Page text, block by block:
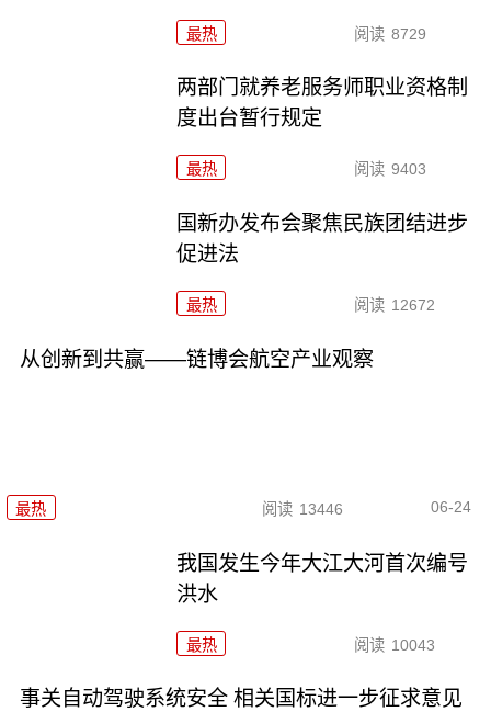
最热 阅读 8729
两部门就养老服务师职业资格制
度出台暂行规定
最热 阅读 9403
国新办发布会聚焦民族团结进步
促进法
最热 阅读 12672
从创新到共赢——链博会航空产业观察
最热 阅读 13446 06-24
我国发生今年大江大河首次编号
洪水
最热 阅读 10043
事关自动驾驶系统安全 相关国标进一步征求意见